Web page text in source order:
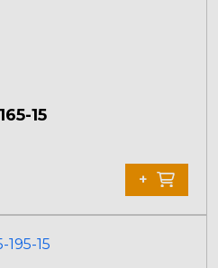
15
+